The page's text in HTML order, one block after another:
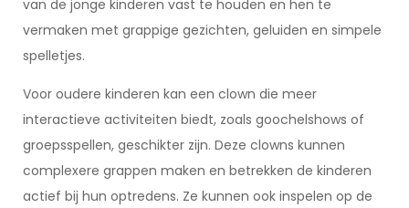
van de jonge kinderen vast te houden en hen te
vermaken met grappige gezichten, geluiden en simpele
spelletjes.
Voor oudere kinderen kan een clown die meer
interactieve activiteiten biedt, zoals goochelshows of
groepsspellen, geschikter zijn. Deze clowns kunnen
complexere grappen maken en betrekken de kinderen
actief bij hun optredens. Ze kunnen ook inspelen op de